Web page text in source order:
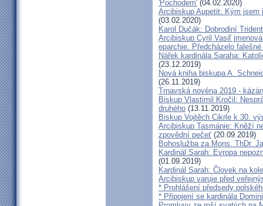
'Pochodem' (04.02.2020)
Arcibiskup Aupetit: Kým jsem
(03.02.2020)
Karol Dučák: Dobrodiní
Arcibiskup Cyril Vasiľ
eparchie. Předcházelo
Nářek kardinála Saraha:
(23.12.2019)
Nová kniha biskupa A.
(26.11.2019)
Trnavská novéna 2019 -
Biskup Vlastimil Kročil:
druhého (13.11.2019)
Biskup Vojtěch Cikrle k 30.
Arcibiskup Tasmánie: Kněží
zpovědní pečeť (20.09.2019)
Bohoslužba za Mons. ThDr.
Kardinál Sarah: Evropa
(01.09.2019)
Kardinál Sarah: Človek na
Arcibiskup varuje před
* Prohlášení předsedy
* Připojení se kardinála